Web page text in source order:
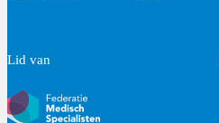
Lid van